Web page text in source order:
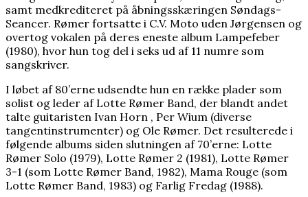
samt medkrediteret på åbningsskæringen Søndags-
Seancer. Rømer fortsatte i C.V. Moto uden Jørgensen og
overtog vokalen på deres eneste album Lampefeber
(1980), hvor hun tog del i seks ud af 11 numre som
sangskriver.
I løbet af 80’erne udsendte hun en række plader som
solist og leder af Lotte Rømer Band, der blandt andet
talte guitaristen Ivan Horn , Per Wium (diverse
tangentinstrumenter) og Ole Rømer. Det resulterede i
følgende albums siden slutningen af 70’erne: Lotte
Rømer Solo (1979), Lotte Rømer 2 (1981), Lotte Rømer
3-1 (som Lotte Rømer Band, 1982), Mama Rouge (som
Lotte Rømer Band, 1983) og Farlig Fredag (1988).